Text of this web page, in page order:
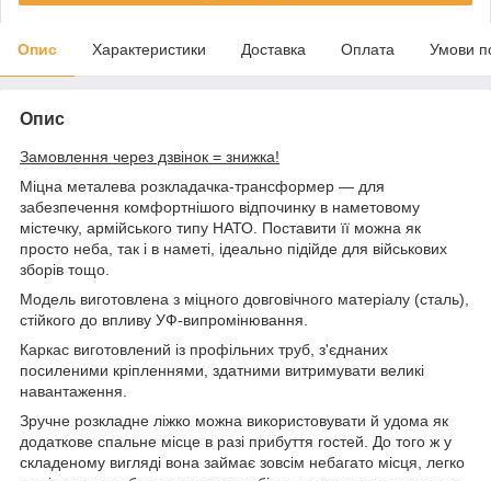
Опис Характеристики Доставка Оплата Умови
Опис
Замовлення через дзвінок = знижка!
Міцна металева розкладачка-трансформер — для
забезпечення комфортнішого відпочинку в наметовому
містечку, армійського типу НАТО. Поставити її можна як
просто неба, так і в наметі, ідеально підійде для військових
зборів тощо.
Модель виготовлена з міцного довговічного матеріалу (сталь),
стійкого до впливу УФ-випромінювання.
Каркас виготовлений із профільних труб, з'єднаних
посиленими кріпленнями, здатними витримувати великі
навантаження.
Зручне розкладне ліжко можна використовувати й удома як
додаткове спальне місце в разі прибуття гостей. До того ж у
складеному вигляді вона займає зовсім небагато місця, легко